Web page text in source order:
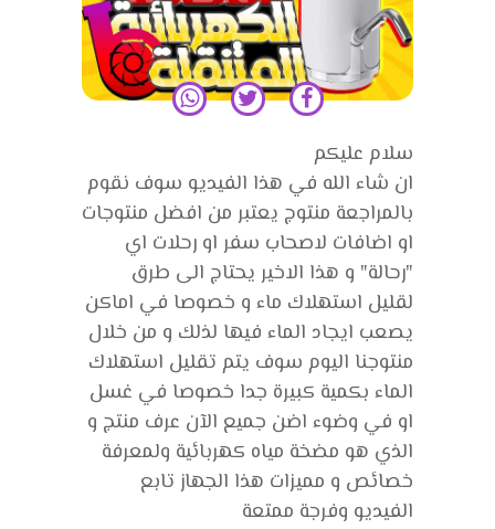
سلام عليكم
ان شاء الله في هذا الفيديو سوف نقوم
بالمراجعة منتوج يعتبر من افضل منتوجات
او اضافات لاصحاب سفر او رحلات اي
"رحالة" و هذا الاخير يحتاج الى طرق
لقليل استهلاك ماء و خصوصا في اماكن
يصعب ايجاد الماء فيها لذلك و من خلال
منتوجنا اليوم سوف يتم تقليل استهلاك
الماء بكمية كبيرة جدا خصوصا في غسل
او في وضوء اضن جميع الآن عرف منتج و
الذي هو مضخة مياه كهربائية ولمعرفة
خصائص و مميزات هذا الجهاز تابع
الفيديو وفرجة ممتعة